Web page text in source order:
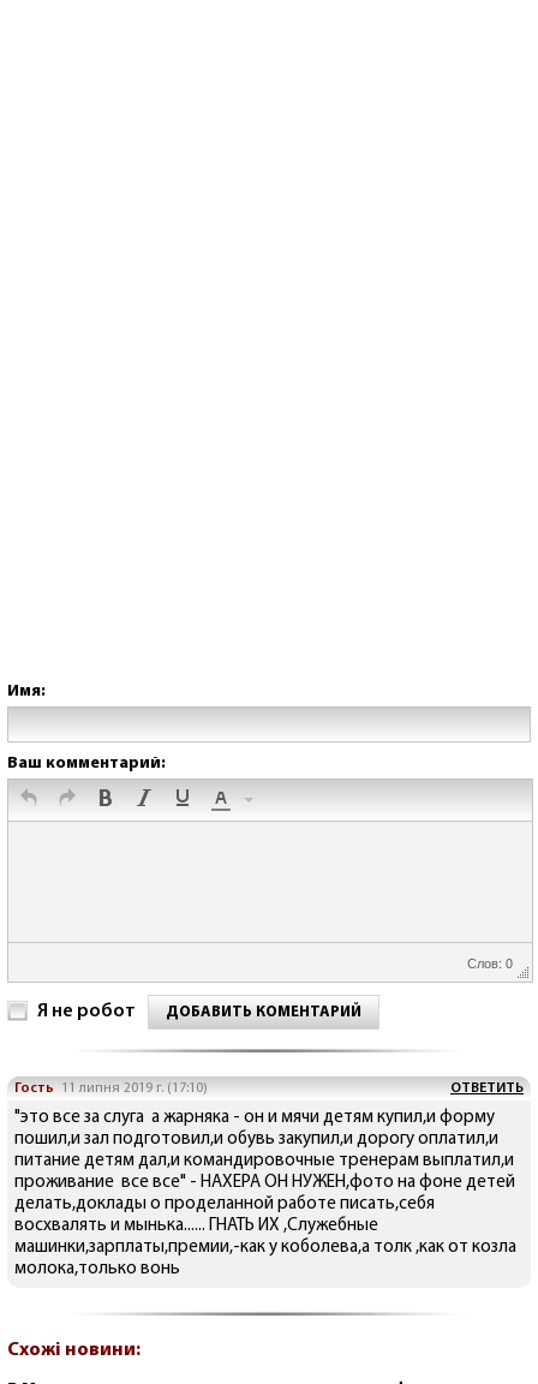
Имя:
Ваш комментарий:
Слов: 0
Я не робот ДОБАВИТЬ КОМЕНТАРИЙ
Гость 11 липня 2019 г. (17:10) ОТВЕТИТЬ
"это все за слуга а жарняка - он и мячи детям купил,и форму
пошил,и зал подготовил,и обувь закупил,и дорогу оплатил,и
питание детям дал,и командировочные тренерам выплатил,и
проживание все все" - НАХЕРА ОН НУЖЕН,фото на фоне детей
делать,доклады о проделанной работе писать,себя
восхвалять и мынька...... ГНАТЬ ИХ ,Служебные
машинки,зарплаты,премии,-как у коболева,а толк ,как от козла
молока,только вонь
Схожі новини: